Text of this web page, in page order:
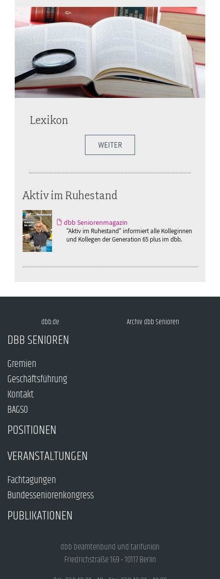
Lexikon
WEITER
Aktiv im Ruhestand
dbb Seniorenmagazin
"Aktiv im Ruhestand" informiert alle Kolleginnen
und Kollegen der Generation 65 plus im dbb.
dbb.de Archiv dbb Senioren
DBB SENIOREN
Gremien
Geschäftsführung
Kontakt
BAGSO
POSITIONEN
VERANSTALTUNGEN
Fachtagungen
Bundesseniorenkongress
PUBLIKATIONEN
dbb beamtenbund und tarifunion
Friedrichstraße 169 • 10117 Berlin